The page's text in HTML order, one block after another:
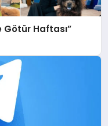
Götür Haftası”